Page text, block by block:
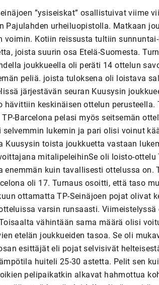
”ysiseiskat” osallistuivat viime
Pajulahden urheiluopistolla. Matkaan
voimin. Kotiin reissusta tultiin
joista suurin osa Etelä-Suomesta.
joukkueella oli peräti 14 ottelun
peliä. joista tuloksena oli loistava
järjestävän seuran Kuusysin
keskinäisen ottelun perusteella.
Barcelona pelasi myös seitsemän
lukemin ja pari olisi voinut
Kuusysin toista joukkuetta vastaan
mitalipeleihinSe oli loisto-
kuin tavallisesti ottelussa on.
oli 17. Turnaus osoitti, että taso
ottamatta TP-Seinäjoen pojat olivat
varsin runsaasti.
vähintään sama määrä olisi
etelän joukkueiden tasoa. Se oli
esittäjät eli pojat selvisivät
huiteli 25-30 astetta. Pelit sen
pelipaikatkin alkavat hahmottua